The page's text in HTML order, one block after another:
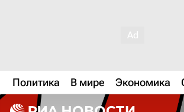
Политика В мире Экономика